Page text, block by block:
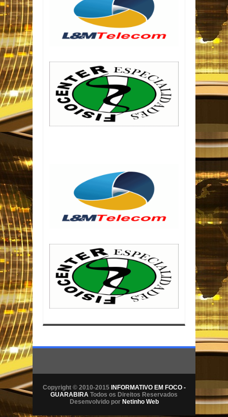
Copyright © 2010-2015 INFORMATIVO EM FOCO -
GUARABIRA Todos os Direitos Reservados
Desenvolvido por Netinho Web